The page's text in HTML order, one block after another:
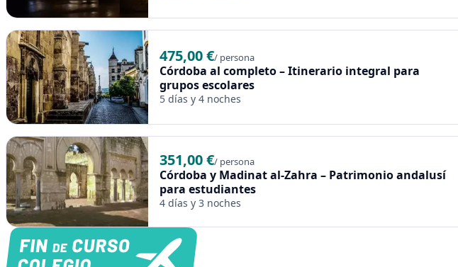
475,00 €/ persona
Córdoba al completo – Itinerario integral para
grupos escolares
5 días y 4 noches
351,00 €/ persona
Córdoba y Madinat al-Zahra – Patrimonio andalusí
para estudiantes
4 días y 3 noches